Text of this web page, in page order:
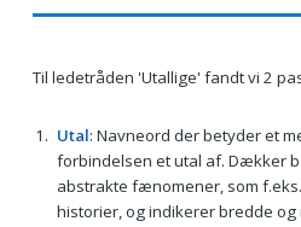
Til ledetråden 'Utallige' fandt vi 2
Utal: Navneord der betyder et
forbindelsen et utal af. Dækker
abstrakte fænomener, som
historier, og indikerer bredde